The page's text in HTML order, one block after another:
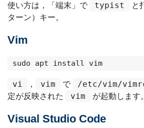
使い方は，「端末」で typist
と
ターン）キー。
Vim
sudo apt install vim
vi ， vim で /etc/vim/
定が反映された
vim が起動します。
Visual Studio Code